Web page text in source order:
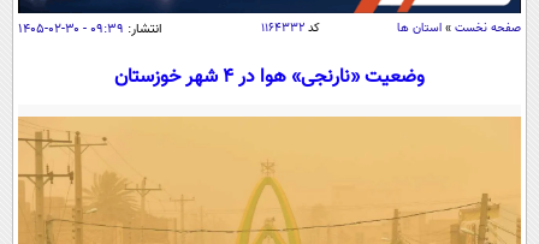
اقتصاد
اقتصادی
خودرو
جامعه
اجتماعی
حوادث
سلامت
ورزشی
بین الملل
سیاست خارجی
فرهنگ و هنر
علم و دانش
صفحه نخست » استان ها کد ۱۱۶۴۳۳۲ انتشار: ۰۹:۳۹ - ۳۰-۰۲-۱۴۰۵
وضعیت «نارنجی» هوا در ۴ شهر خوزستان